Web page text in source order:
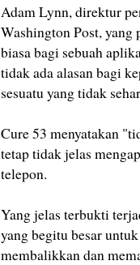
Adam Lynn, direktur
Washington Post, yang
biasa bagi sebuah
tidak ada alasan bagi
sesuatu yang tidak
Cure 53 menyatakan
tetap tidak jelas
telepon.
Yang jelas terbukti
yang begitu besar
membalikkan dan